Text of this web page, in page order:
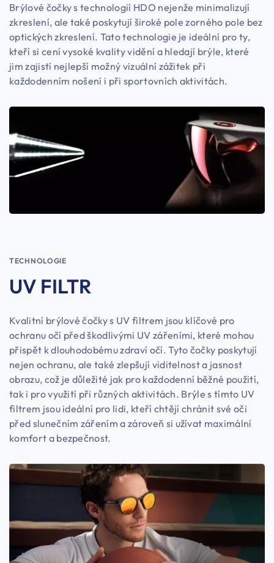
Brýlové čočky s technologií HDO nejenže minimalizují
zkreslení, ale také poskytují široké pole zorného pole bez
optických zkreslení. Tato technologie je ideální pro ty,
kteří si cení vysoké kvality vidění a hledají brýle, které
jim zajistí nejlepší možný vizuální zážitek při
každodenním nošení i při sportovních aktivitách.
TECHNOLOGIE
UV FILTR
Kvalitní brýlové čočky s UV filtrem jsou klíčové pro
ochranu očí před škodlivými UV zářeními, které mohou
přispět k dlouhodobému zdraví očí. Tyto čočky poskytují
nejen ochranu, ale také zlepšují viditelnost a jasnost
obrazu, což je důležité jak pro každodenní běžné použití,
tak i pro využití při různých aktivitách. Brýle s tímto UV
filtrem jsou ideální pro lidi, kteří chtějí chránit své oči
před slunečním zářením a zároveň si užívat maximální
komfort a bezpečnost.